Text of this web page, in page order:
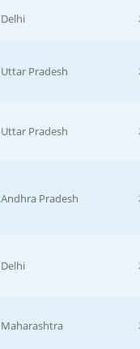
Delhi
Uttar Pradesh
Uttar Pradesh
Andhra Pradesh
Delhi
Maharashtra